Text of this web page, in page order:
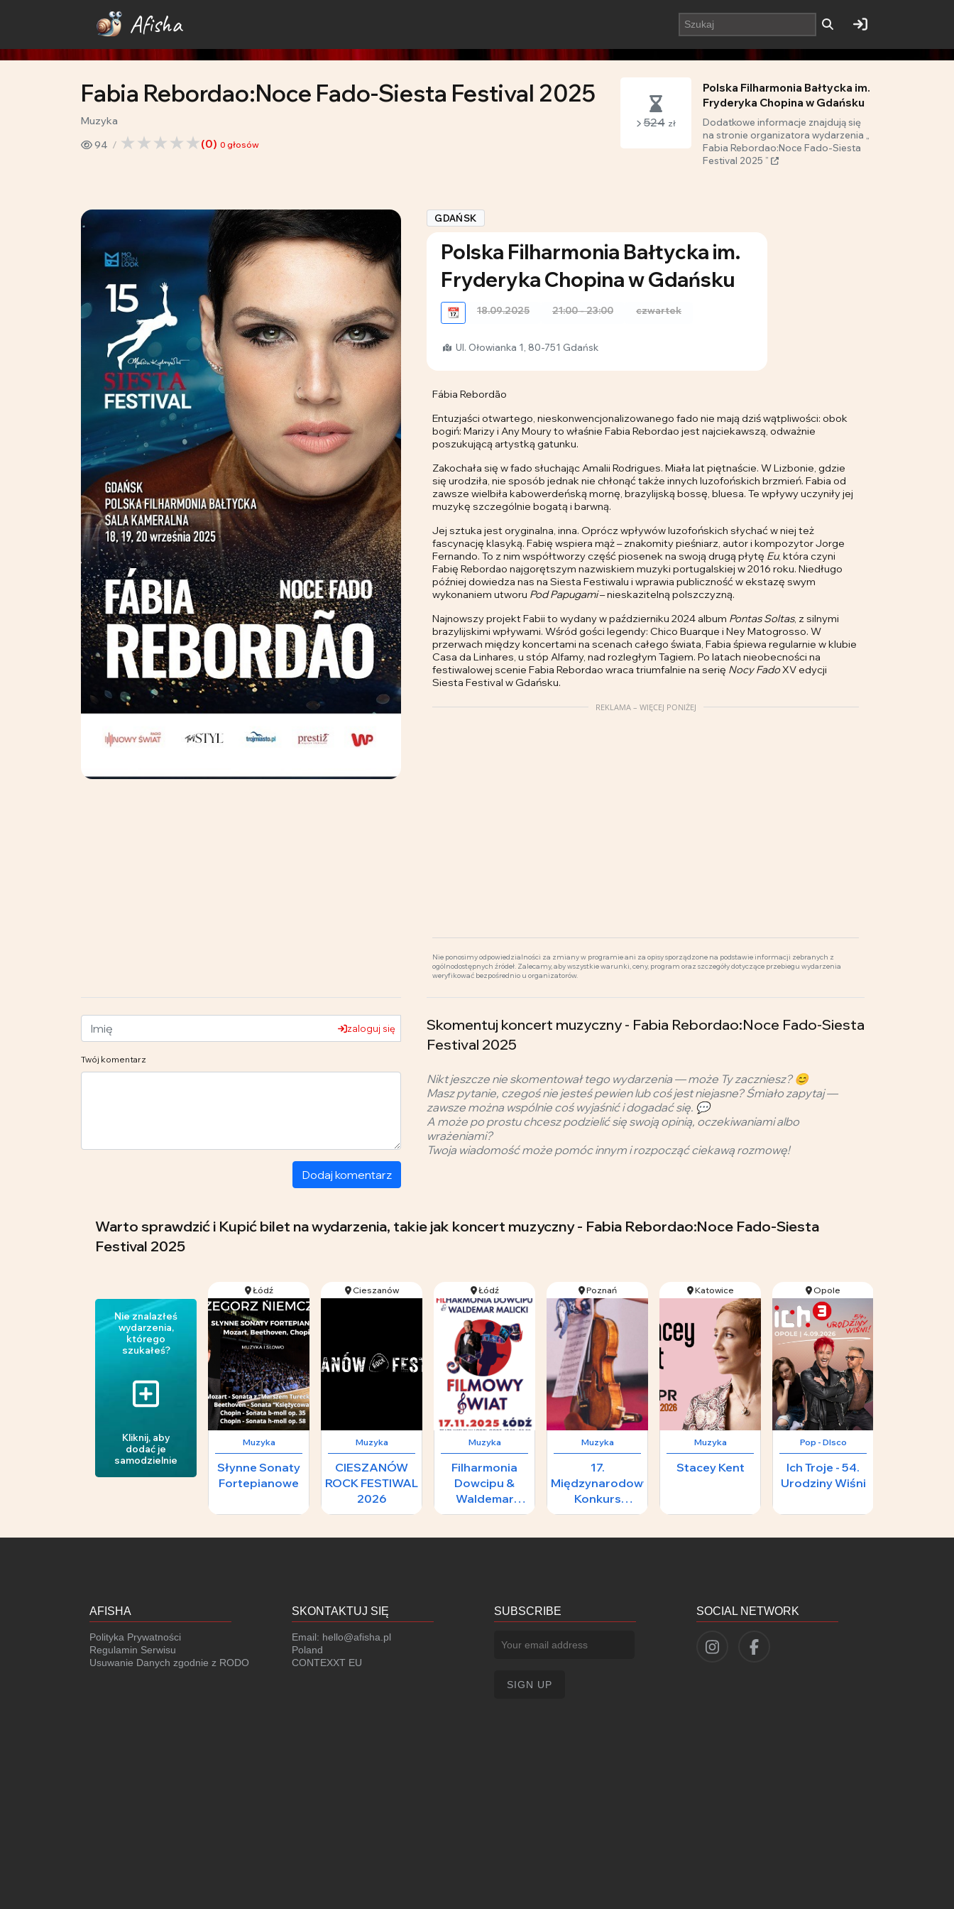
Afisha
Fabia Rebordao:Noce Fado-Siesta Festival 2025
Muzyka
94
(0) 0 głosów
524 zł
Polska Filharmonia Bałtycka im.
Fryderyka Chopina w Gdańsku
Dodatkowe informacje znajdują się
na stronie organizatora wydarzenia „
Fabia Rebordao:Noce Fado-Siesta
Festival 2025 ”
GDAŃSK
Polska Filharmonia Bałtycka im.
Fryderyka Chopina w Gdańsku
📆 18.09.2025 21:00 - 23:00 czwartek
Ul. Ołowianka 1, 80-751 Gdańsk
Fábia Rebordão
Entuzjaści otwartego, nieskonwencjonalizowanego fado nie mają dziś wątpliwości: obok
bogiń: Marizy i Any Moury to właśnie Fabia Rebordao jest najciekawszą, odważnie
poszukującą artystką gatunku.
Zakochała się w fado słuchając Amalii Rodrigues. Miała lat piętnaście. W Lizbonie, gdzie
się urodziła, nie sposób jednak nie chłonąć także innych luzofońskich brzmień. Fabia od
zawsze wielbiła kabowerdeńską mornę, brazylijską bossę, bluesa. Te wpływy uczyniły jej
muzykę szczególnie bogatą i barwną.
Jej sztuka jest oryginalna, inna. Oprócz wpływów luzofońskich słychać w niej też
fascynację klasyką. Fabię wspiera mąż – znakomity pieśniarz, autor i kompozytor Jorge
Fernando. To z nim współtworzy część piosenek na swoją drugą płytę Eu, która czyni
Fabię Rebordao najgorętszym nazwiskiem muzyki portugalskiej w 2016 roku. Niedługo
później dowiedza nas na Siesta Festiwalu i wprawia publiczność w ekstazę swym
wykonaniem utworu Pod Papugami– nieskazitelną polszczyzną.
Najnowszy projekt Fabii to wydany w październiku 2024 album Pontas Soltas, z silnymi
brazylijskimi wpływami. Wśród gości legendy: Chico Buarque i Ney Matogrosso. W
przerwach między koncertami na scenach całego świata, Fabia śpiewa regularnie w klubie
Casa da Linhares, u stóp Alfamy, nad rozległym Tagiem. Po latach nieobecności na
festiwalowej scenie Fabia Rebordao wraca triumfalnie na serię Nocy FadoXV edycji
Siesta Festival w Gdańsku.
REKLAMA – WIĘCEJ PONIŻEJ
Nie ponosimy odpowiedzialności za zmiany w programie ani za opisy sporządzone na podstawie informacji zebranych z
ogólnodostępnych źródeł. Zalecamy, aby wszystkie warunki, ceny, program oraz szczegóły dotyczące przebiegu wydarzenia
weryfikować bezpośrednio u organizatorów.
zaloguj się
Twój komentarz
Dodaj komentarz
Skomentuj koncert muzyczny - Fabia Rebordao:Noce Fado-Siesta
Festival 2025
Nikt jeszcze nie skomentował tego wydarzenia — może Ty zaczniesz? 😊
Masz pytanie, czegoś nie jesteś pewien lub coś jest niejasne? Śmiało zapytaj —
zawsze można wspólnie coś wyjaśnić i dogadać się. 💬
A może po prostu chcesz podzielić się swoją opinią, oczekiwaniami albo
wrażeniami?
Twoja wiadomość może pomóc innym i rozpocząć ciekawą rozmowę!
Warto sprawdzić i Kupić bilet na wydarzenia, takie jak koncert muzyczny - Fabia Rebordao:Noce Fado-Siesta
Festival 2025
Nie znalazłeś
wydarzenia,
którego
szukałeś?
Kliknij, aby
dodać je
samodzielnie
Łódź
Muzyka
Słynne Sonaty
Fortepianowe
89.25 zł
Cieszanów
Muzyka
CIESZANÓW
ROCK FESTIWAL
2026
108 zł
Łódź
Muzyka
Filharmonia
Dowcipu &
Waldemar
Malicki -
167 zł
Poznań
Muzyka
17.
Międzynarodowy
Konkurs
Skrzypcowy im.
240 zł
Katowice
Muzyka
Stacey Kent
208 zł
Opole
Pop - DIsco
Ich Troje - 54.
Urodziny Wiśni
AFISHA
Polityka Prywatności
Regulamin Serwisu
Usuwanie Danych zgodnie z RODO
SKONTAKTUJ SIĘ
Email: hello@afisha.pl
Poland
CONTEXXT EU
SUBSCRIBE SOCIAL NETWORK